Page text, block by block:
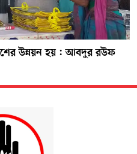
উন্নয়ন হয় : আবদুর রউফ